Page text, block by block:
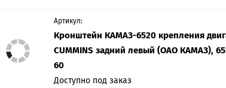
Артикул:
Кронштейн КАМАЗ-6520 крепления
CUMMINS задний левый (ОАО КАМАЗ),
60
Доступно под заказ